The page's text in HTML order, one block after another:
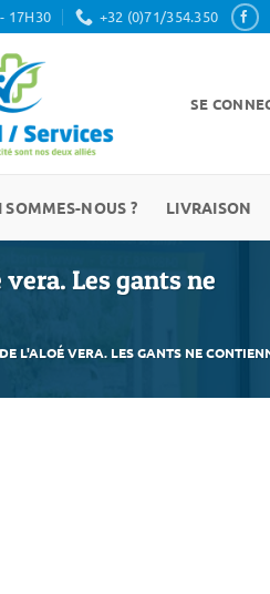
17H30 +32 (0)71/354.350
SE
SOMMES-NOUS ? LIVRAISON
Les gants ne
L'ALOÉ VERA. LES GANTS NE